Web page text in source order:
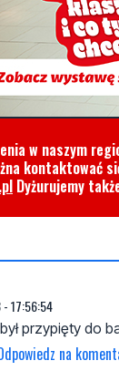
w naszym
kontaktować
Dyżurujemy
- 17:56:54
przypięty do
na